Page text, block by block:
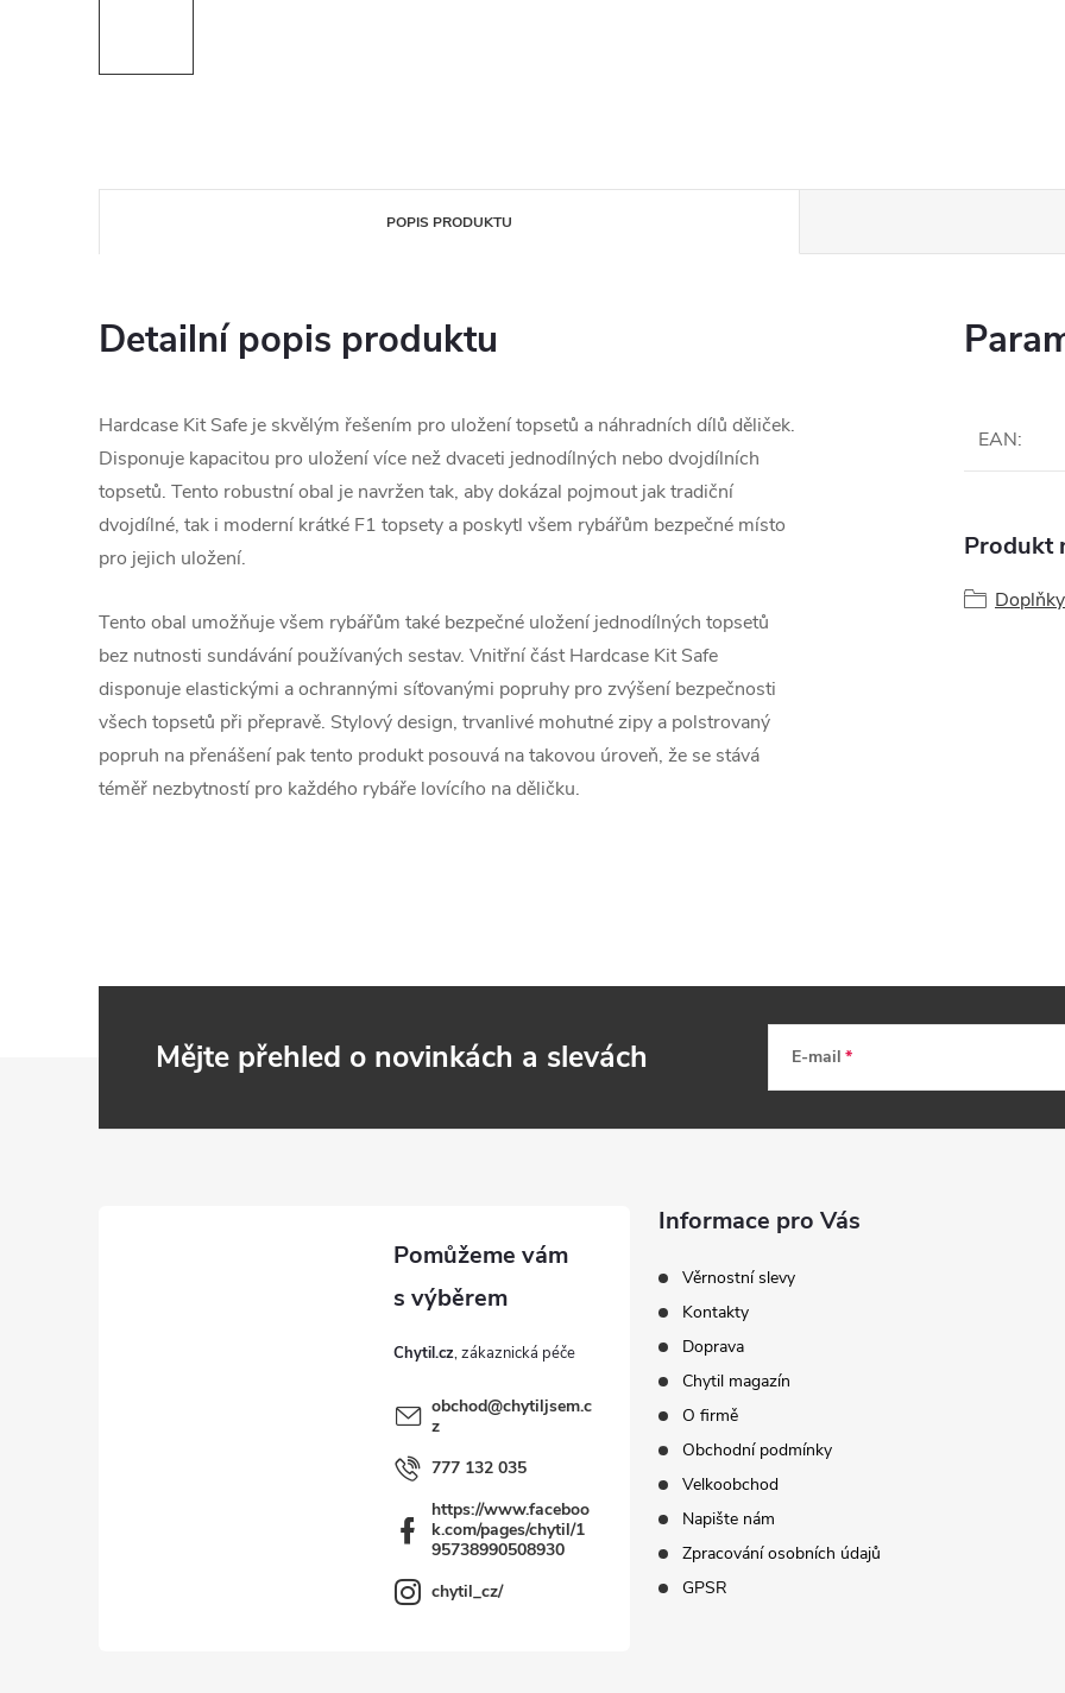
POPIS PRODUKTU
Detailní popis produktu
Hardcase Kit Safe je skvělým řešením pro uložení topsetů a náhradních dílů děliček.
Disponuje kapacitou pro uložení více než dvaceti jednodílných nebo dvojdílních
topsetů. Tento robustní obal je navržen tak, aby dokázal pojmout jak tradiční
dvojdílné, tak i moderní krátké F1 topsety a poskytl všem rybářům bezpečné místo
pro jejich uložení.
Tento obal umožňuje všem rybářům také bezpečné uložení jednodílných topsetů
bez nutnosti sundávání používaných sestav. Vnitřní část Hardcase Kit Safe
disponuje elastickými a ochrannými síťovanými popruhy pro zvýšení bezpečnosti
všech topsetů při přepravě. Stylový design, trvanlivé mohutné zipy a polstrovaný
popruh na přenášení pak tento produkt posouvá na takovou úroveň, že se stává
téměř nezbytností pro každého rybáře lovícího na děličku.
EAN:
Produkt
Mějte přehled o novinkách a slevách E-mail
Chytil.cz
obchod@chytiljsem.c
z
777 132 035
https://www.faceboo
k.com/pages/chytil/1
95738990508930
chytil_cz/
Informace pro Vás
Věrnostní slevy
Kontakty
Doprava
Chytil magazín
O firmě
Obchodní podmínky
Velkoobchod
Napište nám
Zpracování osobních údajů
GPSR